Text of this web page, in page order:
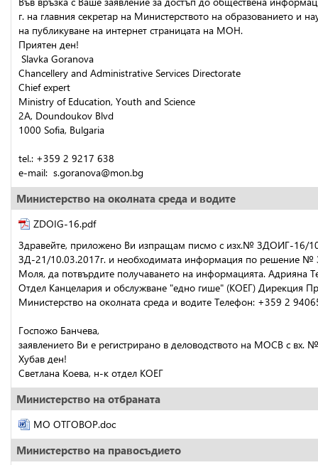
г. на главния секретар на Министерството на образованието и
на публикуване на интернет страницата на МОН.
Приятен ден!
Slavka Goranova
Chancellery and Administrative Services Directorate
Chief expert
Ministry of Education, Youth and Science
2A, Doundoukov Blvd
1000 Sofia, Bulgaria
tel.: +359 2 9217 638
e-mail:  s.goranova@mon.bg
Министерство на околната среда и водите
ZDOIG-16.pdf
Здравейте, приложено Ви изпращам писмо с изх.№ ЗДОИГ-16/
ЗД-21/10.03.2017г. и необходимата информация по решение №
Моля, да потвърдите получаването на информацията. Адрияна
Отдел Канцелария и обслужване "едно гише" (КОЕГ) Дирекция
Министерство на околната среда и водите Телефон: +359 2
Госпожо Банчева,
заявлението Ви е регистрирано в деловодството на МОСВ с
Хубав ден!
Светлана Коева, н-к отдел КОЕГ
Министерство на отбраната
МО ОТГОВОР.doc
Министерство на правосъдието